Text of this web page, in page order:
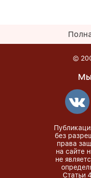
©
Мы
без
права
на сайте
не
Статьи